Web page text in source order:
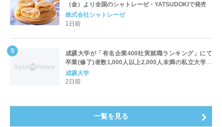
（金）より全国のシャトレーゼ・YATSUDOKIで発売
株式会社シャトレーゼ
1日前
成蹊大学が「有名企業400社実就職ランキング」にて
卒業(修了)者数1,000人以上2,000人未満の私立大学で
全国第1位を獲得！～実就職率は26.5%（前年比＋
4.3pt）に伸長、東京の私立大学でも10位にランクイン
成蹊大学
2日前
一覧を見る